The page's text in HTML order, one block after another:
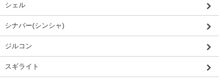
シェル
シナバー(シンシャ)
ジルコン
スギライト